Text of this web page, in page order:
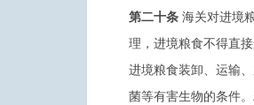
第二十条 海关对进境
理，进境粮食不得直
进境粮食装卸、运输
菌等有害生物的条件